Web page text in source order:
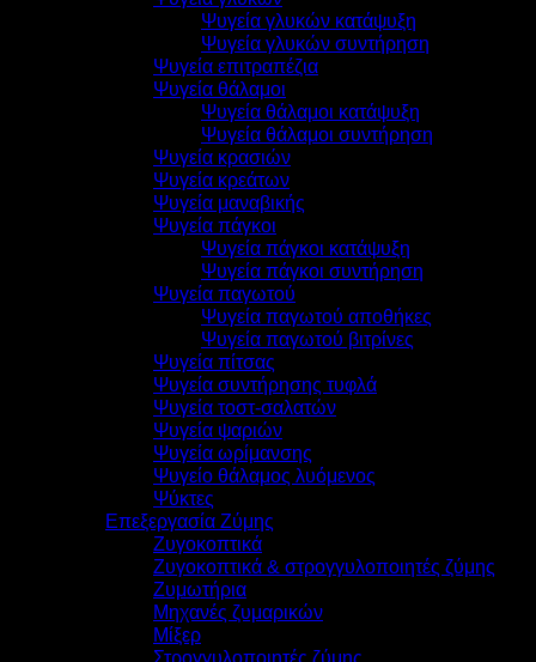
Ψυγεία γλυκών κατάψυξη
Ψυγεία γλυκών συντήρηση
Ψυγεία επιτραπέζια
Ψυγεία θάλαμοι
Ψυγεία θάλαμοι κατάψυξη
Ψυγεία θάλαμοι συντήρηση
Ψυγεία κρασιών
Ψυγεία κρεάτων
Ψυγεία μαναβικής
Ψυγεία πάγκοι
Ψυγεία πάγκοι κατάψυξη
Ψυγεία πάγκοι συντήρηση
Ψυγεία παγωτού
Ψυγεία παγωτού αποθήκες
Ψυγεία παγωτού βιτρίνες
Ψυγεία πίτσας
Ψυγεία συντήρησης τυφλά
Ψυγεία τοστ-σαλατών
Ψυγεία ψαριών
Ψυγεία ωρίμανσης
Ψυγείο θάλαμος λυόμενος
Ψύκτες
Επεξεργασία Ζύμης
Ζυγοκοπτικά
Ζυγοκοπτικά & στρογγυλοποιητές ζύμης
Ζυμωτήρια
Μηχανές ζυμαρικών
Μίξερ
Στρογγυλοποιητές ζύμης